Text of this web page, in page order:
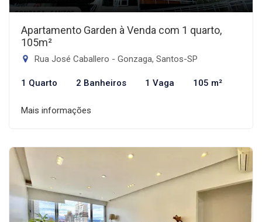
Apartamento Garden à Venda com 1 quarto,
105m²
Rua José Caballero - Gonzaga, Santos-SP
1 Quarto 2 Banheiros 1 Vaga 105 m²
Mais informações